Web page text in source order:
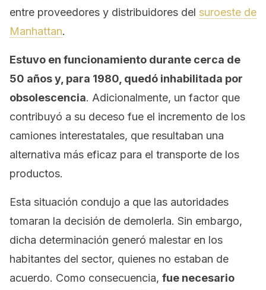
entre proveedores y distribuidores del suroeste de
Manhattan.
Estuvo en funcionamiento durante cerca de
50 años y, para 1980, quedó inhabilitada por
obsolescencia. Adicionalmente, un factor que
contribuyó a su deceso fue el incremento de los
camiones interestatales, que resultaban una
alternativa más eficaz para el transporte de los
productos.
Esta situación condujo a que las autoridades
tomaran la decisión de demolerla. Sin embargo,
dicha determinación generó malestar en los
habitantes del sector, quienes no estaban de
acuerdo. Como consecuencia, fue necesario